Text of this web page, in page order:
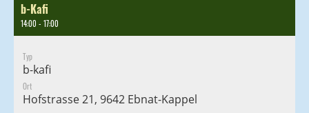
b-Kafi
14:00 - 17:00
Typ
b-kafi
Ort
Hofstrasse 21, 9642 Ebnat-Kappel